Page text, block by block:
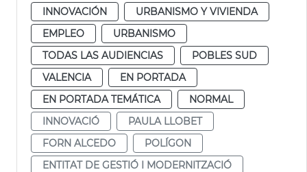
INNOVACIÓN
URBANISMO Y VIVIENDA
EMPLEO
URBANISMO
TODAS LAS AUDIENCIAS
POBLES SUD
VALENCIA
EN PORTADA
EN PORTADA TEMÁTICA
NORMAL
INNOVACIÓ
PAULA LLOBET
FORN ALCEDO
POLÍGON
ENTITAT DE GESTIÓ I MODERNITZACIÓ